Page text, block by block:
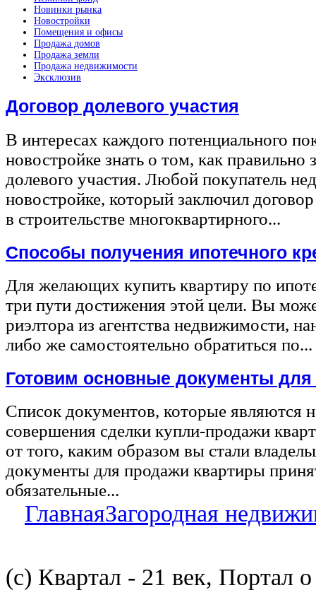
Новинки рынка
Новостройки
Помещения и офисы
Продажа домов
Продажа земли
Продажа недвижимости
Эксклюзив
Договор долевого участия
В интересах каждого потенциального
новостройке знать о том, как правильно
долевого участия. Любой покупатель
новостройке, который заключил
в строительстве многоквартирного...
Способы получения ипотечного
Для желающих купить квартиру по
три пути достижения этой цели. Вы
риэлтора из агентства недвижимости,
либо же самостоятельно обратиться по...
Готовим основные документы
Список документов, которые являются
совершения сделки купли-продажи
от того, каким образом вы стали
документы для продажи квартиры
обязательные...
ГлавнаяЗагородная
(с) Квартал - 21 век, Портал